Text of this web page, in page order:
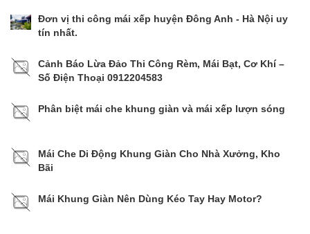
Đơn vị thi công mái xếp huyện Đông Anh - Hà Nội uy
tín nhất.
Cảnh Báo Lừa Đảo Thi Công Rèm, Mái Bạt, Cơ Khí –
Số Điện Thoại 0912204583
Phân biệt mái che khung giàn và mái xếp lượn sóng
Mái Che Di Động Khung Giàn Cho Nhà Xưởng, Kho
Bãi
Mái Khung Giàn Nên Dùng Kéo Tay Hay Motor?